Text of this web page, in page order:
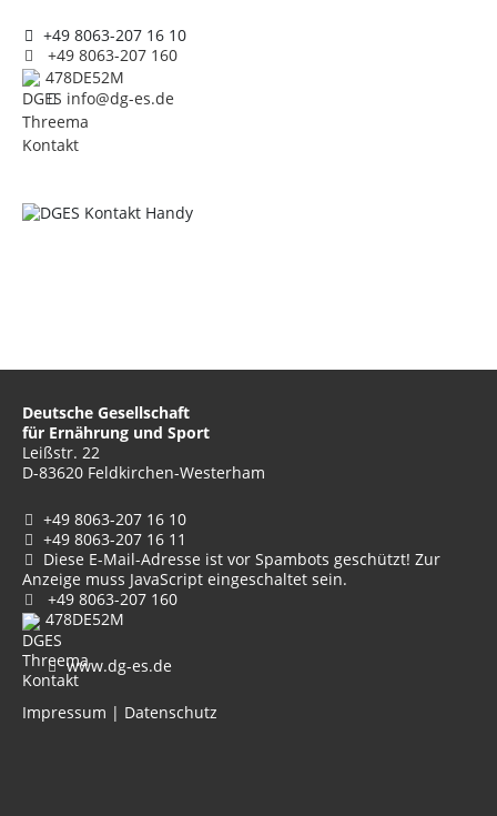
+49 8063-207 16 10
+49 8063-207 160
478DE52M
info@dg-es.de
Deutsche Gesellschaft
für Ernährung und Sport
Leißstr. 22
D-83620 Feldkirchen-Westerham
+49 8063-207 16 10
+49 8063-207 16 11
Diese E-Mail-Adresse ist vor Spambots geschützt! Zur
Anzeige muss JavaScript eingeschaltet sein.
+49 8063-207 160
478DE52M
www.dg-es.de
Impressum | Datenschutz